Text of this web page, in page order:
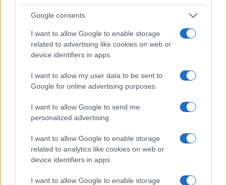
Google consents
I want to allow Google to enable storage
related to advertising like cookies on web or
device identifiers in apps.
I want to allow my user data to be sent to
Google for online advertising purposes.
I want to allow Google to send me
personalized advertising.
I want to allow Google to enable storage
related to analytics like cookies on web or
device identifiers in apps.
I want to allow Google to enable storage